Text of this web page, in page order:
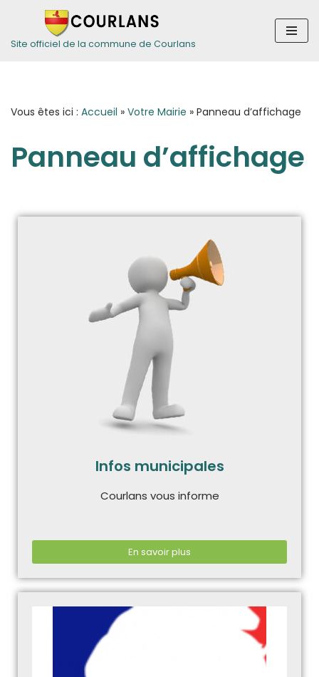
Aller
Site officiel de la commune de Courlans
Vous êtes ici : Accueil » Votre Mairie » Panneau d’affichage
Panneau d’affichage
Infos municipales
Courlans vous informe
En savoir plus